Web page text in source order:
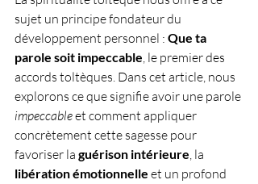
sujet un principe fondateur du
développement personnel : Que ta
parole soit impeccable, le premier des
accords toltèques. Dans cet article, nous
explorons ce que signifie avoir une parole
impeccable et comment appliquer
concrètement cette sagesse pour
favoriser la guérison intérieure, la
libération émotionnelle et un profond